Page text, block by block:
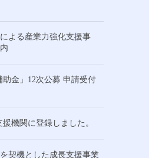
よる産業力強化支援事
助金」12次公募 申請受付
機関に登録しました。
契機とした成長支援事業